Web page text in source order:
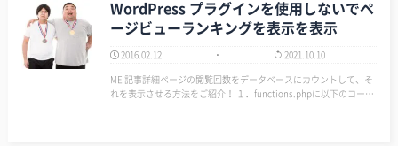
WordPress プラグインを使用しないでペ
ージビューランキングを表示を表示
2016.02.12
2021.10.10
ME 記事詳細ページの閲覧回数をデータベースにカウントして、そ
れを表示させる方法をご紹介！ １．functions.phpに以下のコード